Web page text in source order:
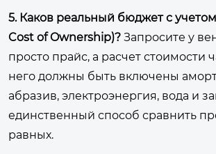
5. Каков реальный бюджет с
Cost of Ownership)? Запросите у
просто прайс, а расчет стоимости
него должны быть включены
абразив, электроэнергия, вода и
единственный способ сравнить
равных.